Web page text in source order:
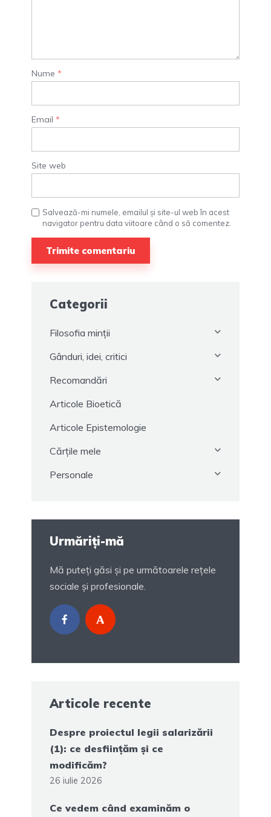
Nume *
Email *
Site web
Salvează-mi numele, emailul și site-ul web în acest
navigator pentru data viitoare când o să comentez.
Categorii
Filosofia minții
Gânduri, idei, critici
Recomandări
Articole Bioetică
Articole Epistemologie
Cărțile mele
Personale
Urmăriți-mă
Mă puteți găsi și pe următoarele rețele
sociale și profesionale.
Articole recente
Despre proiectul legii salarizării
(1): ce desființăm și ce
modificăm?
26 iulie 2026
Ce vedem când examinăm o